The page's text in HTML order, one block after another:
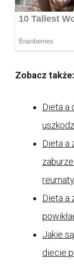
Zobacz także:
Dieta a
Dieta a
Dieta a
Jakie
diecie